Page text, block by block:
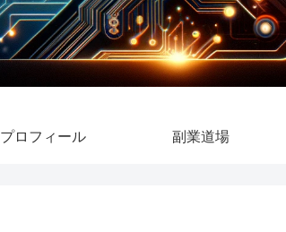
プロフィール 副業道場